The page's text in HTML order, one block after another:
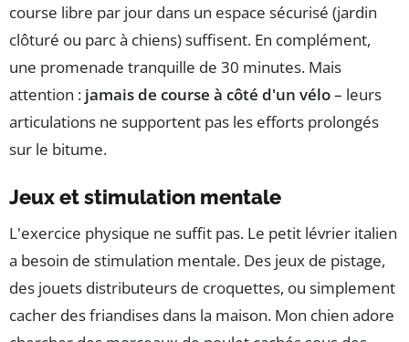
course libre par jour dans un espace sécurisé (jardin
clôturé ou parc à chiens) suffisent. En complément,
une promenade tranquille de 30 minutes. Mais
attention : jamais de course à côté d'un vélo– leurs
articulations ne supportent pas les efforts prolongés
sur le bitume.
Jeux et stimulation mentale
L'exercice physique ne suffit pas. Le petit lévrier italien
a besoin de stimulation mentale. Des jeux de pistage,
des jouets distributeurs de croquettes, ou simplement
cacher des friandises dans la maison. Mon chien adore